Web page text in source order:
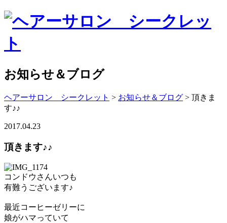
お知らせ＆ブログ
ヘアーサロン シークレット > お知らせ＆ブログ > 頂きま
す♪♪
2017.04.23
頂きます♪♪
コンドウさんいつも
有難うございます♪
最近コーヒーゼリーに
娘がハマっていて